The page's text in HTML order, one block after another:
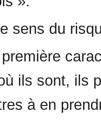
sens du
ils sont, ils
à en